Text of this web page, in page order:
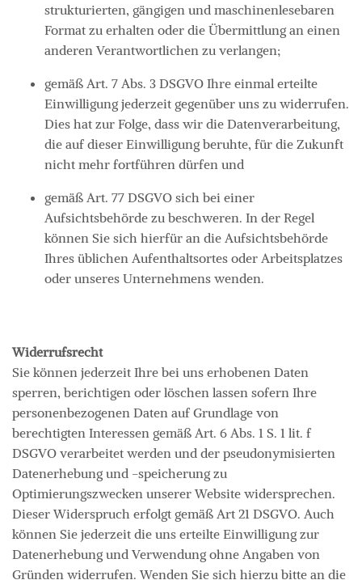
strukturierten, gängigen und maschinenlesebaren
Format zu erhalten oder die Übermittlung an einen
anderen Verantwortlichen zu verlangen;
gemäß Art. 7 Abs. 3 DSGVO Ihre einmal erteilte
Einwilligung jederzeit gegenüber uns zu widerrufen.
Dies hat zur Folge, dass wir die Datenverarbeitung,
die auf dieser Einwilligung beruhte, für die Zukunft
nicht mehr fortführen dürfen und
gemäß Art. 77 DSGVO sich bei einer
Aufsichtsbehörde zu beschweren. In der Regel
können Sie sich hierfür an die Aufsichtsbehörde
Ihres üblichen Aufenthaltsortes oder Arbeitsplatzes
oder unseres Unternehmens wenden.
Widerrufsrecht
Sie können jederzeit Ihre bei uns erhobenen Daten
sperren, berichtigen oder löschen lassen sofern Ihre
personenbezogenen Daten auf Grundlage von
berechtigten Interessen gemäß Art. 6 Abs. 1 S. 1 lit. f
DSGVO verarbeitet werden und der pseudonymisierten
Datenerhebung und -speicherung zu
Optimierungszwecken unserer Website widersprechen.
Dieser Widerspruch erfolgt gemäß Art 21 DSGVO. Auch
können Sie jederzeit die uns erteilte Einwilligung zur
Datenerhebung und Verwendung ohne Angaben von
Gründen widerrufen. Wenden Sie sich hierzu bitte an die